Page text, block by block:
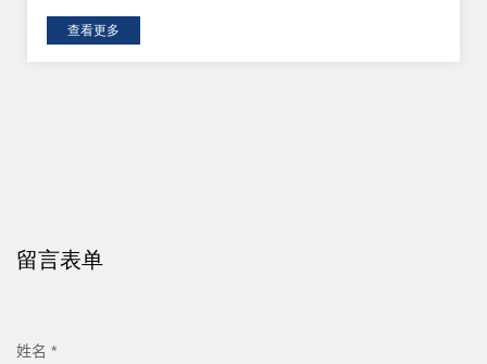
查看更多
留言表单
姓名 *